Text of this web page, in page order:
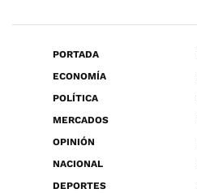
PORTADA
ECONOMÍA
POLÍTICA
MERCADOS
OPINIÓN
NACIONAL
DEPORTES